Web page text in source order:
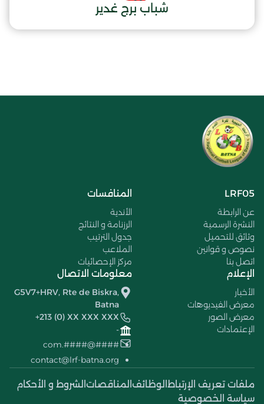
شباب برج غدير
LRF05
عن الرابطة
النشرة الرسمية
وثائق للتحميل
نصوص و قوانين
اتصل بنا
المنافسات
الأندية
الرزنامة و النتائج
جدول الترتيب
الملاعب
مركز الإحصائيات
الإعلام
الأخبار
معرض الفيديوهات
معرض الصور
الإعتمادات
معلومات الاتصال
G5V7+HRV, Rte de Biskra,
Batna
+213 (0) XX XXX XXX
-
####@####.com
contact@lrf-batna.org
ملفات تعريف الإرتباط الوظائف المناقصات الشروط و الأحكام
سياسة الخصوصية